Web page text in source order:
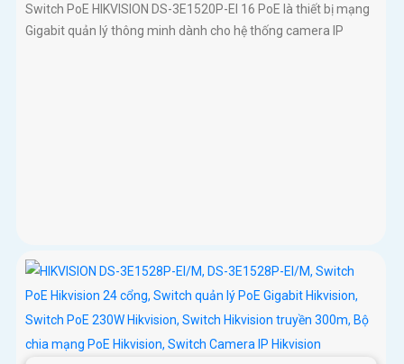
Switch PoE HIKVISION DS-3E1520P-EI 16 PoE là thiết bị mạng
Gigabit quản lý thông minh dành cho hệ thống camera IP